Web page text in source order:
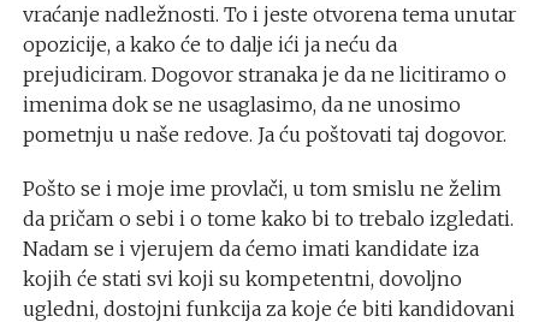
vraćanje nadležnosti. To i jeste otvorena tema unutar
opozicije, a kako će to dalje ići ja neću da
prejudiciram. Dogovor stranaka je da ne licitiramo o
imenima dok se ne usaglasimo, da ne unosimo
pometnju u naše redove. Ja ću poštovati taj dogovor.
Pošto se i moje ime provlači, u tom smislu ne želim
da pričam o sebi i o tome kako bi to trebalo izgledati.
Nadam se i vjerujem da ćemo imati kandidate iza
kojih će stati svi koji su kompetentni, dovoljno
ugledni, dostojni funkcija za koje će biti kandidovani